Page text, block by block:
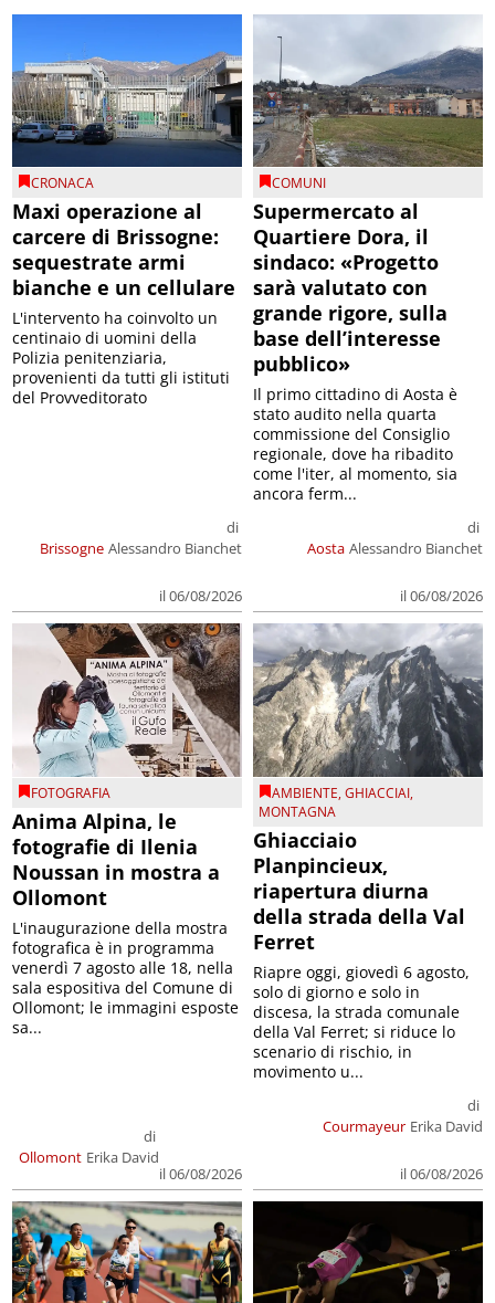
CRONACA
Maxi operazione al
carcere di Brissogne:
sequestrate armi
bianche e un cellulare
Brissogne
di
Alessandro Bianchet
il 06/08/2026
L'intervento ha coinvolto un
centinaio di uomini della
Polizia penitenziaria,
provenienti da tutti gli istituti
del Provveditorato
COMUNI
Supermercato al
Quartiere Dora, il
sindaco: «Progetto
sarà valutato con
grande rigore, sulla
base dell’interesse
pubblico»
Aosta
di
Alessandro Bianchet
il 06/08/2026
Il primo cittadino di Aosta è
stato audito nella quarta
commissione del Consiglio
regionale, dove ha ribadito
come l'iter, al momento, sia
ancora ferm...
FOTOGRAFIA
Anima Alpina, le
fotografie di Ilenia
Noussan in mostra a
Ollomont
Ollomont
di
Erika David
il 06/08/2026
L'inaugurazione della mostra
fotografica è in programma
venerdì 7 agosto alle 18, nella
sala espositiva del Comune di
Ollomont; le immagini esposte
sa...
AMBIENTE,GHIACCIAI,
MONTAGNA
Ghiacciaio
Planpincieux,
riapertura diurna
della strada della Val
Ferret
Courmayeur
di
Erika David
il 06/08/2026
Riapre oggi, giovedì 6 agosto,
solo di giorno e solo in
discesa, la strada comunale
della Val Ferret; si riduce lo
scenario di rischio, in
movimento u...